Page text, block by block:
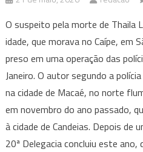
O suspeito pela morte de Thaila
idade, que morava no Caípe, em
preso em uma operação das
Janeiro. O autor segundo a
na cidade de Macaé, no norte
em novembro do ano passado,
à cidade de Candeias. Depois de
20ª Delegacia concluiu este